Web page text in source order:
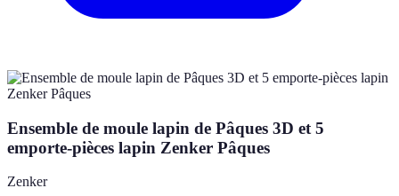
Ensemble de moule lapin de Pâques 3D et 5
emporte-pièces lapin Zenker Pâques
Zenker